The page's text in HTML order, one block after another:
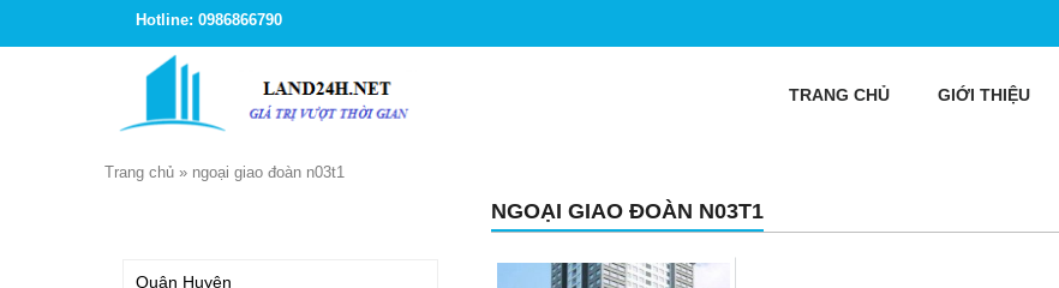
Hotline: 0986866790
TRANG CHỦ GIỚI THIỆU
Trang chủ » ngoại giao đoàn n03t1
NGOẠI GIAO ĐOÀN N03T1